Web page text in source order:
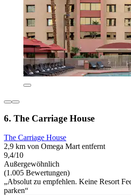
6. The Carriage House
The Carriage House
2,9 km von Omega Mart entfernt
9,4/10
Außergewöhnlich
(1.005 Bewertungen)
„Absolut zu empfehlen. Keine Resort
parken“